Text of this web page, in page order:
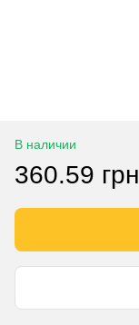
В наличии
360.59 грн